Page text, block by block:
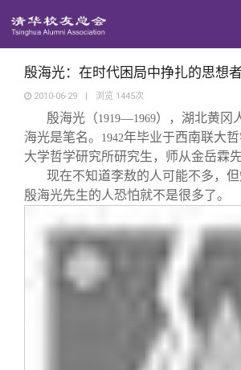
西南联大校友会
义工计划
新媒体平台
青春风采
校友文苑
校友讲坛
信息化服务
总会简介
殷海光：在时代困局中挣扎的思想者
2010-06-29 | 浏览 1445次
殷海光（1919—1969），湖北黄冈
海光是笔名。
1942年毕业于西南联大
大学哲学研究所研究生，师从金岳霖先
现在不知道李敖的人可能不多，
殷海光先生的人恐怕就不是很多了。